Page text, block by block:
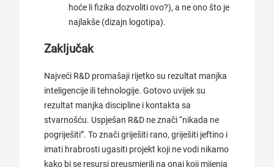
hoće li fizika dozvoliti ovo?), a ne ono što je
najlakše (dizajn logotipa).
Zaključak
Najveći R&D promašaji rijetko su rezultat manjka
inteligencije ili tehnologije. Gotovo uvijek su
rezultat manjka discipline i kontakta sa
stvarnošću. Uspješan R&D ne znači “nikada ne
pogriješiti”. To znači griješiti rano, griješiti jeftino i
imati hrabrosti ugasiti projekt koji ne vodi nikamo
kako bi se resursi preusmjerili na onaj koji mijenja